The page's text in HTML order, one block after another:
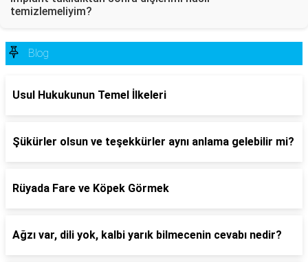
temizlemeliyim?
Blog
Usul Hukukunun Temel İlkeleri
Şükürler olsun ve teşekkürler aynı anlama gelebilir mi?
Rüyada Fare ve Köpek Görmek
Ağzı var, dili yok, kalbi yarık bilmecenin cevabı nedir?